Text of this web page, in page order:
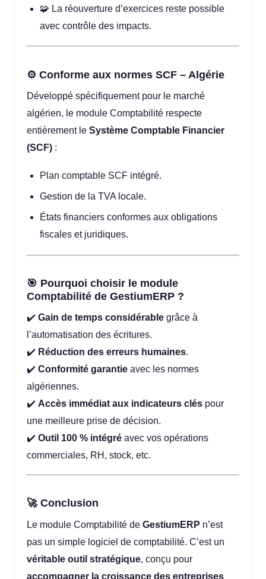
🧩 La réouverture d’exercices reste possible
avec contrôle des impacts.
⚙️ Conforme aux normes SCF – Algérie
Développé spécifiquement pour le marché
algérien, le module Comptabilité respecte
entièrement le Système Comptable Financier
(SCF) :
Plan comptable SCF intégré.
Gestion de la TVA locale.
États financiers conformes aux obligations
fiscales et juridiques.
🎯 Pourquoi choisir le module
Comptabilité de GestiumERP ?
✔️ Gain de temps considérable grâce à
l’automatisation des écritures.
✔️ Réduction des erreurs humaines.
✔️ Conformité garantie avec les normes
algériennes.
✔️ Accès immédiat aux indicateurs clés pour
une meilleure prise de décision.
✔️ Outil 100 % intégré avec vos opérations
commerciales, RH, stock, etc.
🚀 Conclusion
Le module Comptabilité de GestiumERP n’est
pas un simple logiciel de comptabilité. C’est un
véritable outil stratégique, conçu pour
accompagner la croissance des entreprises